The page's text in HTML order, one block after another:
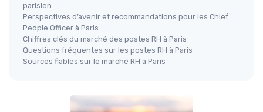
parisien
Perspectives d’avenir et recommandations pour les Chief
People Officer à Paris
Chiffres clés du marché des postes RH à Paris
Questions fréquentes sur les postes RH à Paris
Sources fiables sur le marché RH à Paris